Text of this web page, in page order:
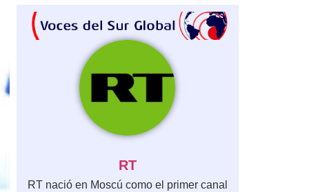
RT
RT nació en Moscú como el primer canal